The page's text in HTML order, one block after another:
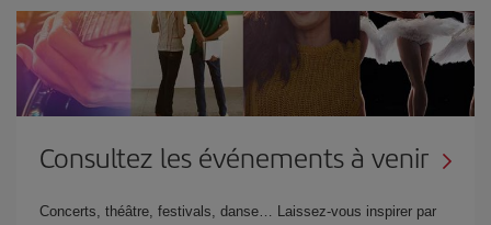
Consultez les événements à venir
Concerts, théâtre, festivals, danse… Laissez-vous inspirer par